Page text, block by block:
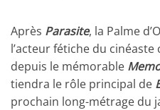
Après Parasite, la Palme
l’acteur fétiche du cinéaste
depuis le mémorable
tiendra le rôle principal de
prochain long-métrage du